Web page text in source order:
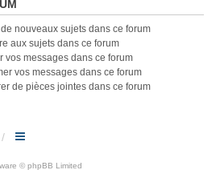
nouveaux sujets dans ce forum
aux sujets dans ce forum
vos messages dans ce forum
vos messages dans ce forum
de pièces jointes dans ce forum
© phpBB Limited